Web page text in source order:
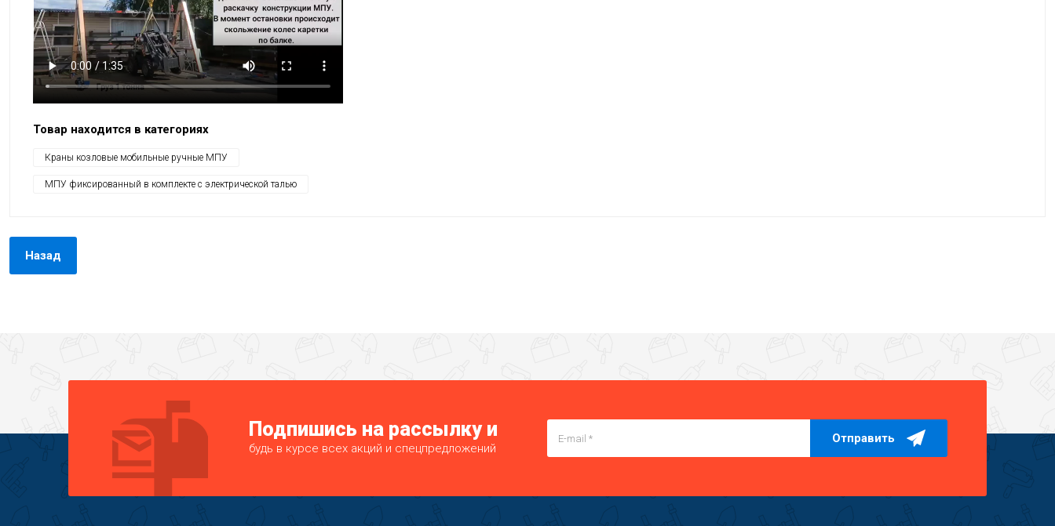
Товар находится в категориях
Краны козловые мобильные ручные МПУ
МПУ фиксированный в комплекте с электрической талью
Назад
Подпишись на рассылку и
будь в курсе всех акций и спецпредложений
Отправить